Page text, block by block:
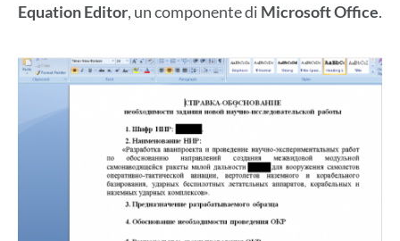
Equation Editor, un componente di Microsoft Office.